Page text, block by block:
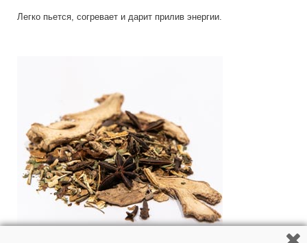
Легко пьется, согревает и дарит прилив энергии.